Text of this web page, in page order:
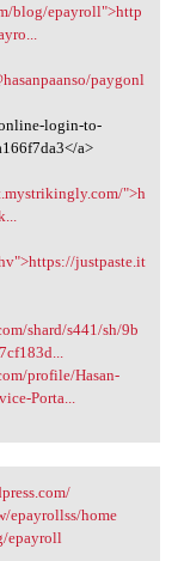
blog/epayroll">http
paygonl
login-to-
a>
">h
justpaste.it
shard/s441/sh/9b
profile/Hasan-
Porta...
epayrollss/home
epayroll